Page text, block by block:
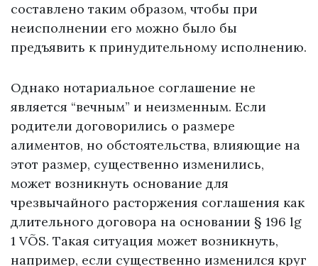
составлено таким образом, чтобы при
неисполнении его можно было бы
предъявить к принудительному исполнению.
Однако нотариальное соглашение не
является “вечным” и неизменным. Если
родители договорились о размере
алиментов, но обстоятельства, влияющие на
этот размер, существенно изменились,
может возникнуть основание для
чрезвычайного расторжения соглашения как
длительного договора на основании § 196 lg
1 VÕS. Такая ситуация может возникнуть,
например, если существенно изменился круг